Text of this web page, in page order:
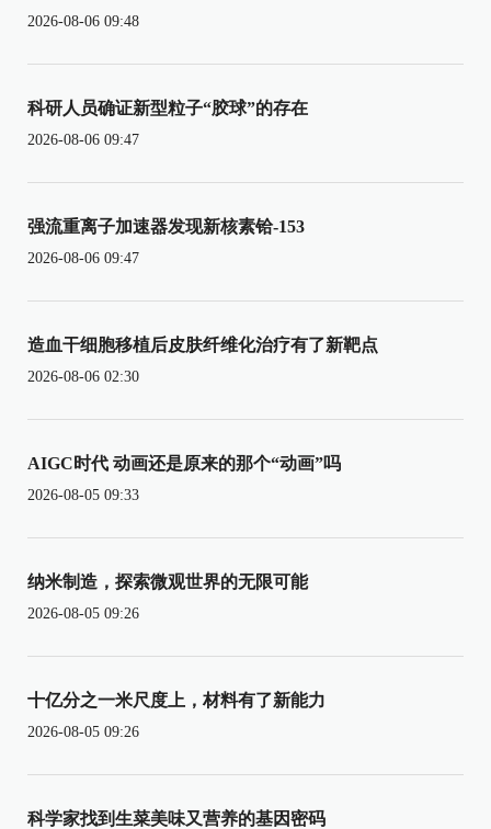
2026-08-06 09:48
科研人员确证新型粒子“胶球”的存在
2026-08-06 09:47
强流重离子加速器发现新核素铪-153
2026-08-06 09:47
造血干细胞移植后皮肤纤维化治疗有了新靶点
2026-08-06 02:30
AIGC时代 动画还是原来的那个“动画”吗
2026-08-05 09:33
纳米制造，探索微观世界的无限可能
2026-08-05 09:26
十亿分之一米尺度上，材料有了新能力
2026-08-05 09:26
科学家找到生菜美味又营养的基因密码